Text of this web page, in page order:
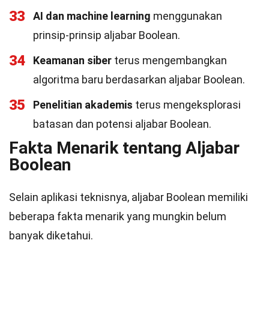
33 AI dan machine learning menggunakan
prinsip-prinsip aljabar Boolean.
34 Keamanan siber terus mengembangkan
algoritma baru berdasarkan aljabar Boolean.
35 Penelitian akademis terus mengeksplorasi
batasan dan potensi aljabar Boolean.
Fakta Menarik tentang Aljabar
Boolean
Selain aplikasi teknisnya, aljabar Boolean memiliki
beberapa fakta menarik yang mungkin belum
banyak diketahui.